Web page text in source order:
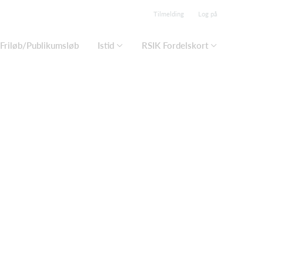
Tilmelding Log på
Friløb/Publikumsløb Istid RSIK Fordelskort